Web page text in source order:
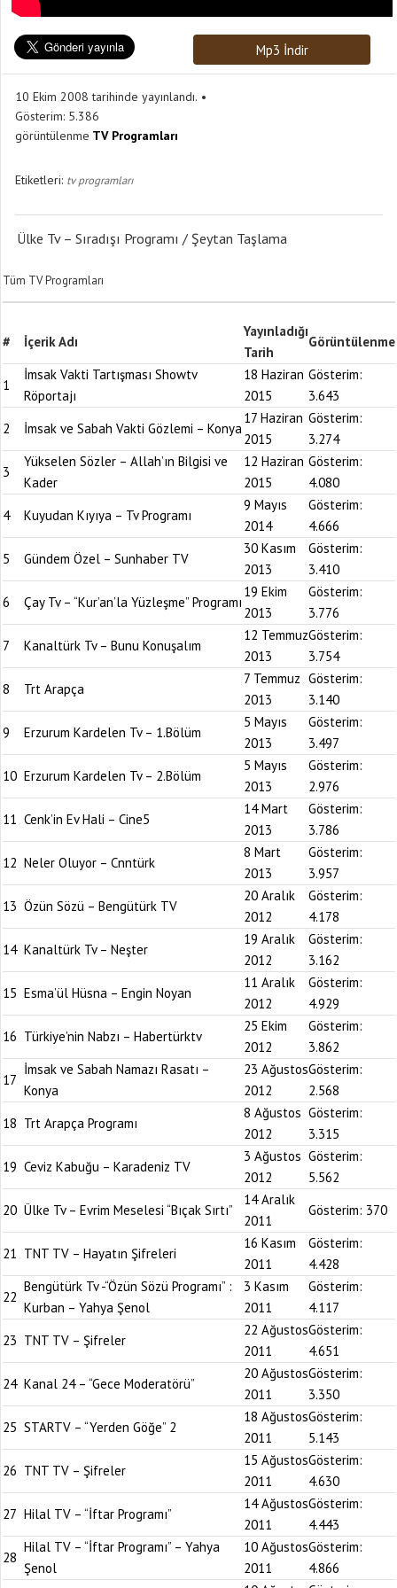
Mp3 İndir
10 Ekim 2008 tarihinde yayınlandı.
Gösterim: 5.386
görüntülenme TV Programları
Etiketleri: tv programları
Ülke Tv – Sıradışı Programı / Şeytan Taşlama
Tüm TV Programları
# İçerik Adı
Yayınladığı
Tarih
Görüntülenme
1
İmsak Vakti Tartışması Showtv
Röportajı
18 Haziran
2015
Gösterim:
3.643
2
İmsak ve Sabah Vakti Gözlemi – Konya
17 Haziran
2015
Gösterim:
3.274
3
Yükselen Sözler – Allah’ın Bilgisi ve
Kader
12 Haziran
2015
Gösterim:
4.080
4
Kuyudan Kıyıya – Tv Programı
9 Mayıs
2014
Gösterim:
4.666
5
Gündem Özel – Sunhaber TV
30 Kasım
2013
Gösterim:
3.410
6
Çay Tv – “Kur’an’la Yüzleşme” Programı
19 Ekim
2013
Gösterim:
3.776
7
Kanaltürk Tv – Bunu Konuşalım
12 Temmuz
2013
Gösterim:
3.754
8
Trt Arapça
7 Temmuz
2013
Gösterim:
3.140
9
Erzurum Kardelen Tv – 1.Bölüm
5 Mayıs
2013
Gösterim:
3.497
10 Erzurum Kardelen Tv – 2.Bölüm
5 Mayıs
2013
Gösterim:
2.976
11 Cenk’in Ev Hali – Cine5
14 Mart
2013
Gösterim:
3.786
12 Neler Oluyor – Cnntürk
8 Mart
2013
Gösterim:
3.957
13 Özün Sözü – Bengütürk TV
20 Aralık
2012
Gösterim:
4.178
14 Kanaltürk Tv – Neşter
19 Aralık
2012
Gösterim:
3.162
15 Esma’ül Hüsna – Engin Noyan
11 Aralık
2012
Gösterim:
4.929
16 Türkiye’nin Nabzı – Habertürktv
25 Ekim
2012
Gösterim:
3.862
17
İmsak ve Sabah Namazı Rasatı –
Konya
23 Ağustos
2012
Gösterim:
2.568
18 Trt Arapça Programı
8 Ağustos
2012
Gösterim:
3.315
19 Ceviz Kabuğu – Karadeniz TV
3 Ağustos
2012
Gösterim:
5.562
20 Ülke Tv – Evrim Meselesi “Bıçak Sırtı”
14 Aralık
2011
Gösterim: 370
21 TNT TV – Hayatın Şifreleri
16 Kasım
2011
Gösterim:
4.428
22
Bengütürk Tv -“Özün Sözü Programı” :
Kurban – Yahya Şenol
3 Kasım
2011
Gösterim:
4.117
23 TNT TV – Şifreler
22 Ağustos
2011
Gösterim:
4.651
24 Kanal 24 – “Gece Moderatörü”
20 Ağustos
2011
Gösterim:
3.350
25 STARTV – “Yerden Göğe” 2
18 Ağustos
2011
Gösterim:
5.143
26 TNT TV – Şifreler
15 Ağustos
2011
Gösterim:
4.630
27 Hilal TV – “İftar Programı”
14 Ağustos
2011
Gösterim:
4.443
28
Hilal TV – “İftar Programı” – Yahya
Şenol
10 Ağustos
2011
Gösterim:
4.866